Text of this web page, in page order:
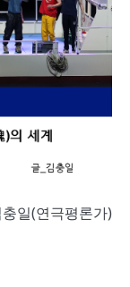
일(연극평론가)